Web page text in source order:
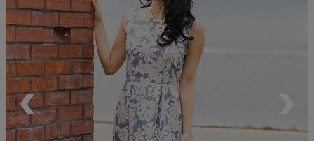
ペア商品
ランキング
新商品